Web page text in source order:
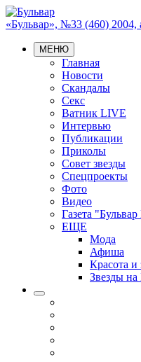
«Бульвар», №33 (460) 2004,
МЕНЮ
Главная
Новости
Скандалы
Секс
Ватник LIVE
Интервью
Публикации
Приколы
Совет звезды
Спецпроекты
Фото
Видео
Газета
ЕЩЕ
Мода
Афиша
Красота и
Звезды на